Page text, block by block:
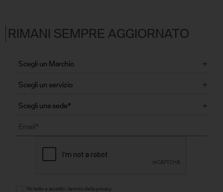
RIMANI SEMPRE AGGIORNATO
Ho letto e accetto i termini della privacy